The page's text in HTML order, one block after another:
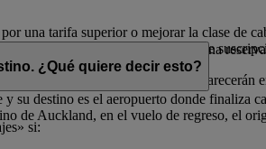
una tarifa superior o mejorar la clase de
millas de nivel durante el período de
con Emirates. Si dispone de una
con millas Skywards) también
si:
¿Qué quiere decir esto?
y su destino es el aeropuerto donde
de Auckland, en el vuelo de regreso, el